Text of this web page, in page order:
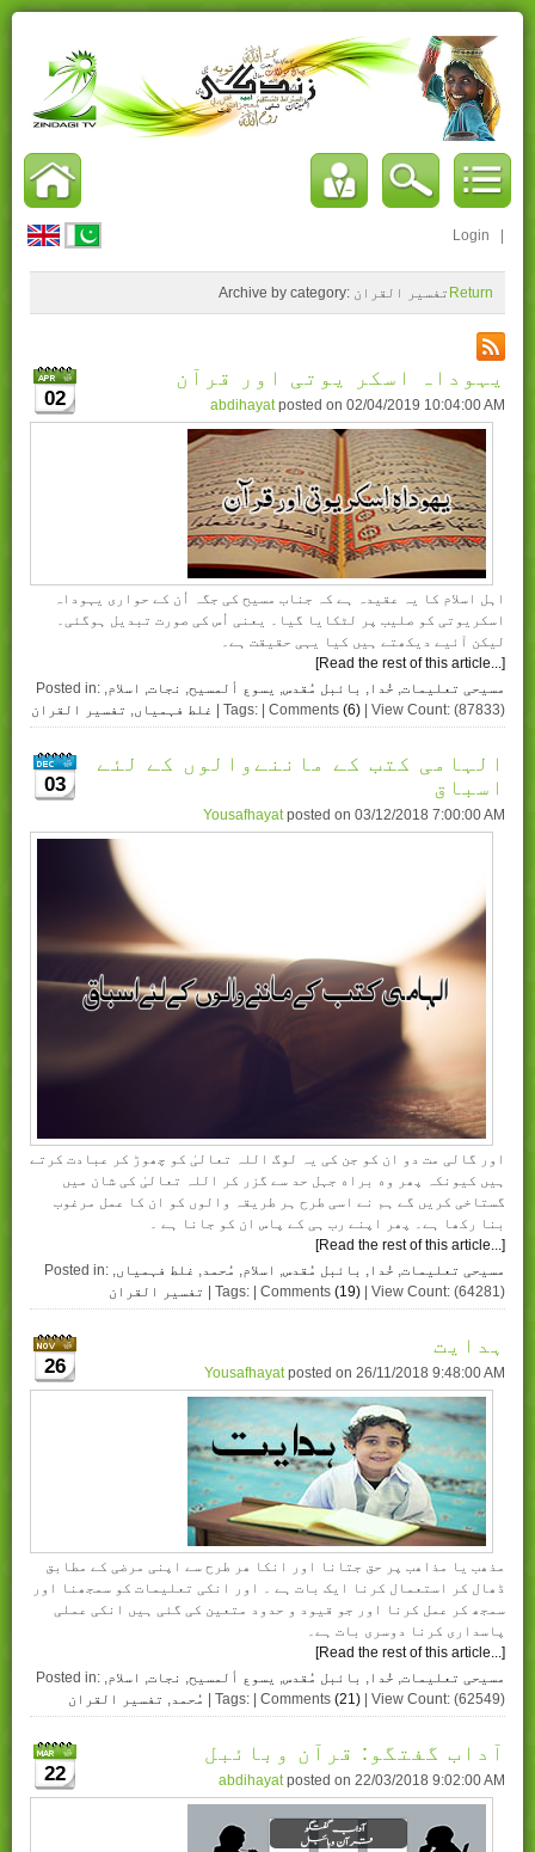
Login
Archive by category: تفسیر القران Return
02
یہوداہ اسکر یوتی اور قرآن
abdihayatposted on 02/04/2019 10:04:00 AM
اہل اسلام کا یہ عقیدہ ہے کہ جناب مسیح کی جگہ اُن کے حواری یہوداہ
اسکریوتی کو صلیب پر لٹکایا گیا۔ یعنی اُس کی صورت تبدیل ہوگئی۔
لیکن آئیے دیکھتے ہیں کیا یہی حقیقت ہے۔
[Read the rest of this article...]
Posted in:
مسیحی تعلیمات, خُدا , بائبل مُقدس, یسوع ألمسیح, نجات, اسلام,
غلط فہمیاں, تفسیر القران | Tags: | Comments (6) | View Count: (87833)
03
الہامی کتب کے ماننےوالوں کے لئے
اسباق
Yousafhayatposted on 03/12/2018 7:00:00 AM
اور گالی مت دو ان کو جن کی یہ لوگ اللہ تعالیٰ کو چھوڑ کر عبادت کرتے
ہیں کیونکہ پھر وه براه جہل حد سے گزر کر اللہ تعالیٰ کی شان میں
گستاخی کریں گے ہم نے اسی طرح ہر طریقہ والوں کو ان کا عمل مرغوب
بنا رکھا ہے۔ پھر اپنے رب ہی کے پاس ان کو جانا ہے ۔
[Read the rest of this article...]
Posted in:
مسیحی تعلیمات, خُدا , بائبل مُقدس, اسلام, مُحمد, غلط فہمیاں,
تفسیر القران | Tags: | Comments (19) | View Count: (64281)
26
ہدایت
Yousafhayatposted on 26/11/2018 9:48:00 AM
مذھب یا مذاھب پر حق جتانا اور انکا ھر طرح سے اپنی مرضی کے مطابق
ڈھال کر استعمال کرنا ایک بات ہے ۔ اور انکی تعلیمات کو سمجھنا اور
سمجھ کر عمل کرنا اور جو قیود و حدود متعین کی گئی ہیں انکی عملی
پاسداری کرنا دوسری بات ہے۔
[Read the rest of this article...]
Posted in:
مسیحی تعلیمات, خُدا , بائبل مُقدس, یسوع ألمسیح, نجات, اسلام,
مُحمد, تفسیر القران | Tags: | Comments (21) | View Count: (62549)
22
آداب گفتگو: قرآن وبائبل
abdihayatposted on 22/03/2018 9:02:00 AM